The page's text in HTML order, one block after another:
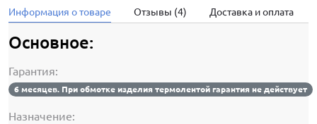
Информация о товаре Отзывы (4) Доставка и оплата
Основное:
Гарантия:
6 месяцев. При обмотке изделия термолентой гарантия не действует
Назначение: